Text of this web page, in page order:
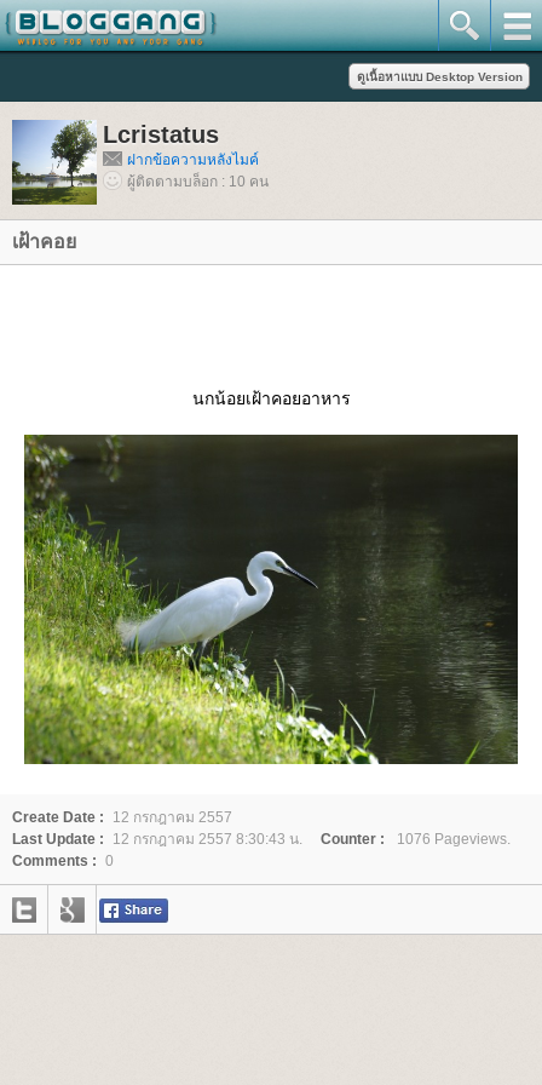
Lcristatus
ฝากข้อความหลังไมค์
ผู้ติดตามบล็อก : 10 คน
เฝ้าคอ
นกน้อยเฝ้าคอยอาหาร
Create Date :
12 กรกฎาคม 2557
Last Update :
12 กรกฎาคม 2557 8:30:43 น. Counter :
1076 Pageviews.
Comments : 0